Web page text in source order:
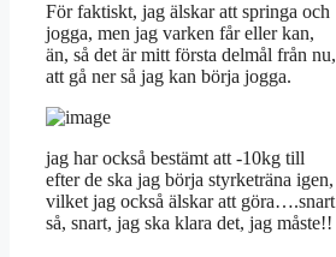
För faktiskt, jag älskar att springa och
jogga, men jag varken får eller kan,
än, så det är mitt första delmål från nu,
att gå ner så jag kan börja jogga.
jag har också bestämt att -10kg till
efter de ska jag börja styrketräna igen,
vilket jag också älskar att göra….snart
så, snart, jag ska klara det, jag måste!!